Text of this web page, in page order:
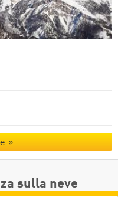
sulla neve